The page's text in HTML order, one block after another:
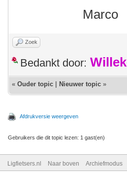
Marco
Zoek
Bedankt door:
« Ouder topic Nieuwer topic »
Afdrukversie weergeven
Gebruikers die dit topic lezen: 1 gast(en)
Ligfietsers.nl Naar boven Archiefmodus